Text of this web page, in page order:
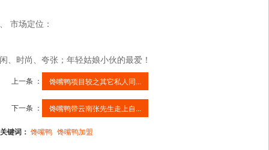
市场定位：
、时尚、夸张；年轻姑娘小伙的最爱！
上一条 ： 馋嘴鸭项目较之其它私人同...
下一条 ： 馋嘴鸭带云南张先生走上自...
关键词： 馋嘴鸭 馋嘴鸭加盟